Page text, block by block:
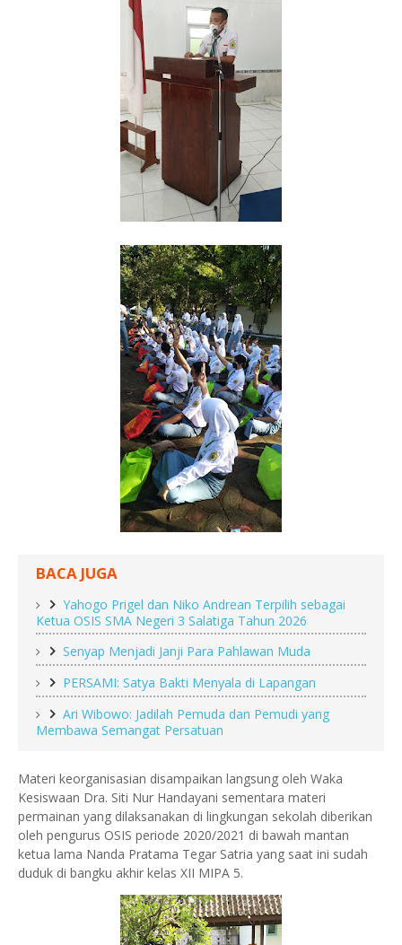
BACA JUGA
Yahogo Prigel dan Niko Andrean Terpilih sebagai
Ketua OSIS SMA Negeri 3 Salatiga Tahun 2026
Senyap Menjadi Janji Para Pahlawan Muda
PERSAMI: Satya Bakti Menyala di Lapangan
Ari Wibowo: Jadilah Pemuda dan Pemudi yang
Membawa Semangat Persatuan
Materi keorganisasian disampaikan langsung oleh Waka
Kesiswaan Dra. Siti Nur Handayani sementara materi
permainan yang dilaksanakan di lingkungan sekolah diberikan
oleh pengurus OSIS periode 2020/2021 di bawah mantan
ketua lama Nanda Pratama Tegar Satria yang saat ini sudah
duduk di bangku akhir kelas XII MIPA 5.